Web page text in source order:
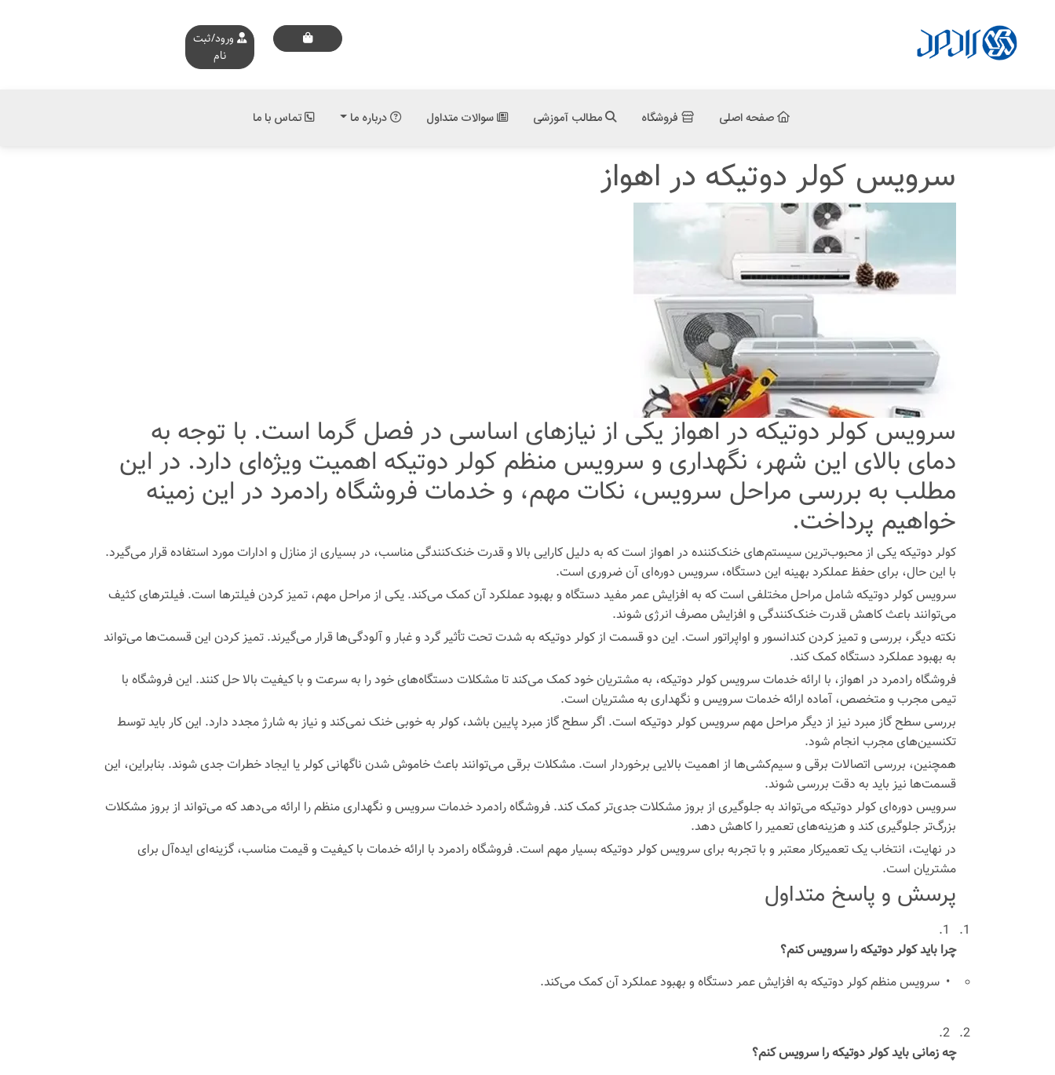
ورود/ثبت
نام
صفحه اصلی فروشگاه مطالب آموزشی سوالات متداول درباره ما تماس با ما
سرویس کولر دوتیکه در اهواز
سرویس کولر دوتیکه در اهواز یکی از نیازهای اساسی در فصل گرما است. با توجه به
دمای بالای این شهر، نگهداری و سرویس منظم کولر دوتیکه اهمیت ویژه‌ای دارد. در این
مطلب به بررسی مراحل سرویس، نکات مهم، و خدمات فروشگاه رادمرد در این زمینه
خواهیم پرداخت.
کولر دوتیکه یکی از محبوب‌ترین سیستم‌های خنک‌کننده در اهواز است که به دلیل کارایی بالا و قدرت خنک‌کنندگی مناسب، در بسیاری از منازل و ادارات مورد استفاده قرار می‌گیرد.
با این حال، برای حفظ عملکرد بهینه این دستگاه، سرویس دوره‌ای آن ضروری است.
سرویس کولر دوتیکه شامل مراحل مختلفی است که به افزایش عمر مفید دستگاه و بهبود عملکرد آن کمک می‌کند. یکی از مراحل مهم، تمیز کردن فیلترها است. فیلترهای کثیف
می‌توانند باعث کاهش قدرت خنک‌کنندگی و افزایش مصرف انرژی شوند.
نکته دیگر، بررسی و تمیز کردن کندانسور و اواپراتور است. این دو قسمت از کولر دوتیکه به شدت تحت تأثیر گرد و غبار و آلودگی‌ها قرار می‌گیرند. تمیز کردن این قسمت‌ها می‌تواند
به بهبود عملکرد دستگاه کمک کند.
فروشگاه رادمرد در اهواز، با ارائه خدمات سرویس کولر دوتیکه، به مشتریان خود کمک می‌کند تا مشکلات دستگاه‌های خود را به سرعت و با کیفیت بالا حل کنند. این فروشگاه با
تیمی مجرب و متخصص، آماده ارائه خدمات سرویس و نگهداری به مشتریان است.
بررسی سطح گاز مبرد نیز از دیگر مراحل مهم سرویس کولر دوتیکه است. اگر سطح گاز مبرد پایین باشد، کولر به خوبی خنک نمی‌کند و نیاز به شارژ مجدد دارد. این کار باید توسط
تکنسین‌های مجرب انجام شود.
همچنین، بررسی اتصالات برقی و سیم‌کشی‌ها از اهمیت بالایی برخوردار است. مشکلات برقی می‌توانند باعث خاموش شدن ناگهانی کولر یا ایجاد خطرات جدی شوند. بنابراین، این
قسمت‌ها نیز باید به دقت بررسی شوند.
سرویس دوره‌ای کولر دوتیکه می‌تواند به جلوگیری از بروز مشکلات جدی‌تر کمک کند. فروشگاه رادمرد خدمات سرویس و نگهداری منظم را ارائه می‌دهد که می‌تواند از بروز مشکلات
بزرگ‌تر جلوگیری کند و هزینه‌های تعمیر را کاهش دهد.
در نهایت، انتخاب یک تعمیرکار معتبر و با تجربه برای سرویس کولر دوتیکه بسیار مهم است. فروشگاه رادمرد با ارائه خدمات با کیفیت و قیمت مناسب، گزینه‌ای ایده‌آل برای
مشتریان است.
پرسش و پاسخ متداول
1.
چرا باید کولر دوتیکه را سرویس کنم؟
• سرویس منظم کولر دوتیکه به افزایش عمر دستگاه و بهبود عملکرد آن کمک می‌کند.
2.
چه زمانی باید کولر دوتیکه را سرویس کنم؟